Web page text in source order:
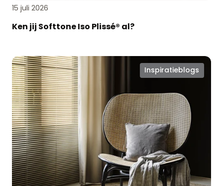
15 juli 2026
Ken jij Softtone Iso Plissé® al?
Inspiratieblogs
Zomerproof
en
hotel
chique